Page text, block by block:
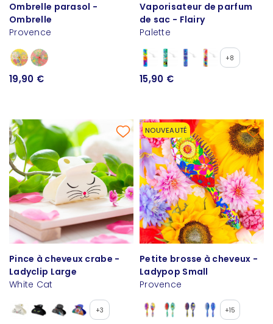
Ombrelle parasol -
Ombrelle
Provence
19,90 €
Vaporisateur de parfum
de sac - Flairy
Palette
+8
15,90 €
Pince à cheveux crabe -
Ladyclip Large
White Cat
+3
NOUVEAUTÉ
Petite brosse à cheveux -
Ladypop Small
Provence
+15